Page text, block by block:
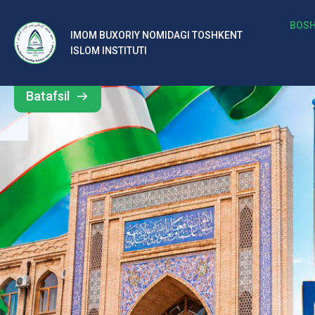
IMOM BUXORIY NOMIDAGI TOSHKENT
ISLOM INSTITUTI
b
al
ar
o‘
rt
a
si
d
Barcha
yangiliklar
Batafsil